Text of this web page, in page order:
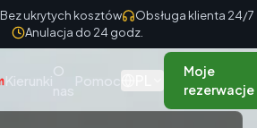
Bez ukrytych kosztów
Obsługa klienta 24/7
Anulacja do 24 godz.
Kierunki
O
nas
Pomoc
Moje
rezerwacje